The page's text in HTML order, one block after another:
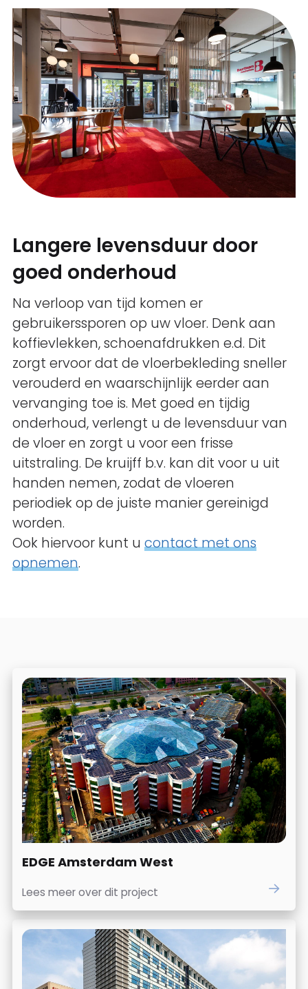
Langere levensduur door
goed onderhoud
Na verloop van tijd komen er
gebruikerssporen op uw vloer. Denk aan
koffievlekken, schoenafdrukken e.d. Dit
zorgt ervoor dat de vloerbekleding sneller
verouderd en waarschijnlijk eerder aan
vervanging toe is. Met goed en tijdig
onderhoud, verlengt u de levensduur van
de vloer en zorgt u voor een frisse
uitstraling. De kruijff b.v. kan dit voor u uit
handen nemen, zodat de vloeren
periodiek op de juiste manier gereinigd
worden.
Ook hiervoor kunt u contact met ons
opnemen.
EDGE Amsterdam West
Lees meer over dit project